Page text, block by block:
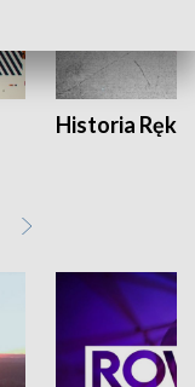
Historia Ręką